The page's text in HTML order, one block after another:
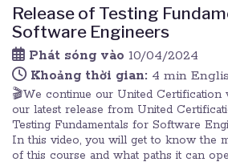
Release of Testing
Software Engineers
Phát sóng vào 10/04/2024
Khoảng thời gian: 4 min
🎬We continue our United Certification
our latest release from United
Testing Fundamentals for Software
In this video, you will get to know the
of this course and what paths it can